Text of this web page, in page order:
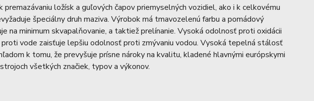
ložísk a guľových čapov priemyselných vozidiel, ako i k celkovému
špeciálny druh maziva. Výrobok má tmavozelenú farbu a pomádový
na minimum skvapalňovanie, a taktiež prelínanie. Vysoká odolnosť proti oxidácii
vode zaisťuje lepšiu odolnosť proti zmývaniu vodou. Vysoká tepelná stálosť
k tomu, že prevyšuje prísne nároky na kvalitu, kladené hlavnými európskymi
všetkých značiek, typov a výkonov.